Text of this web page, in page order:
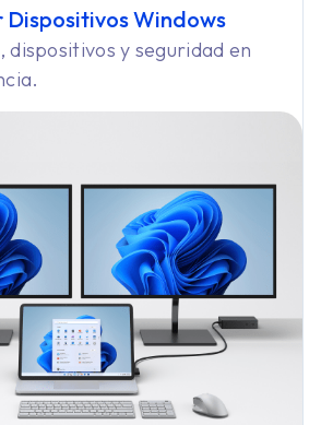
Windows
dispositivos y seguridad en